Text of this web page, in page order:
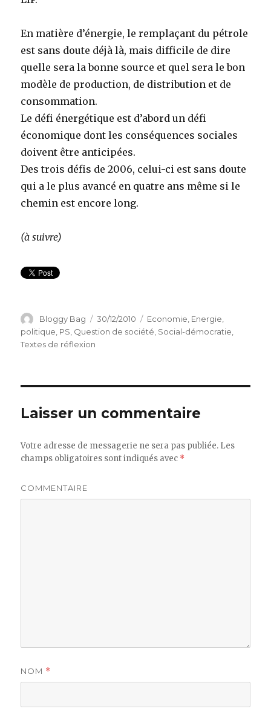
En matière d’énergie, le remplaçant du pétrole
est sans doute déjà là, mais difficile de dire
quelle sera la bonne source et quel sera le bon
modèle de production, de distribution et de
consommation.
Le défi énergétique est d’abord un défi
économique dont les conséquences sociales
doivent être anticipées.
Des trois défis de 2006, celui-ci est sans doute
qui a le plus avancé en quatre ans même si le
chemin est encore long.
(à suivre)
Auteur
Bloggy Bag
Publié
le
30/12/2010 Catégories
Economie Energie
politique PS Question de société Social-démocratie
Textes de réflexion
Laisser un commentaire
Votre adresse de messagerie ne sera pas publiée. Les
champs obligatoires sont indiqués avec *
COMMENTAIRE
NOM *